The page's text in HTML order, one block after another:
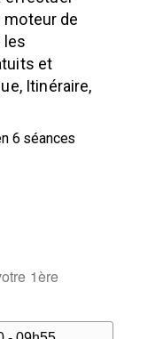
de
les
et
Itinéraire,
6 séances
1ère